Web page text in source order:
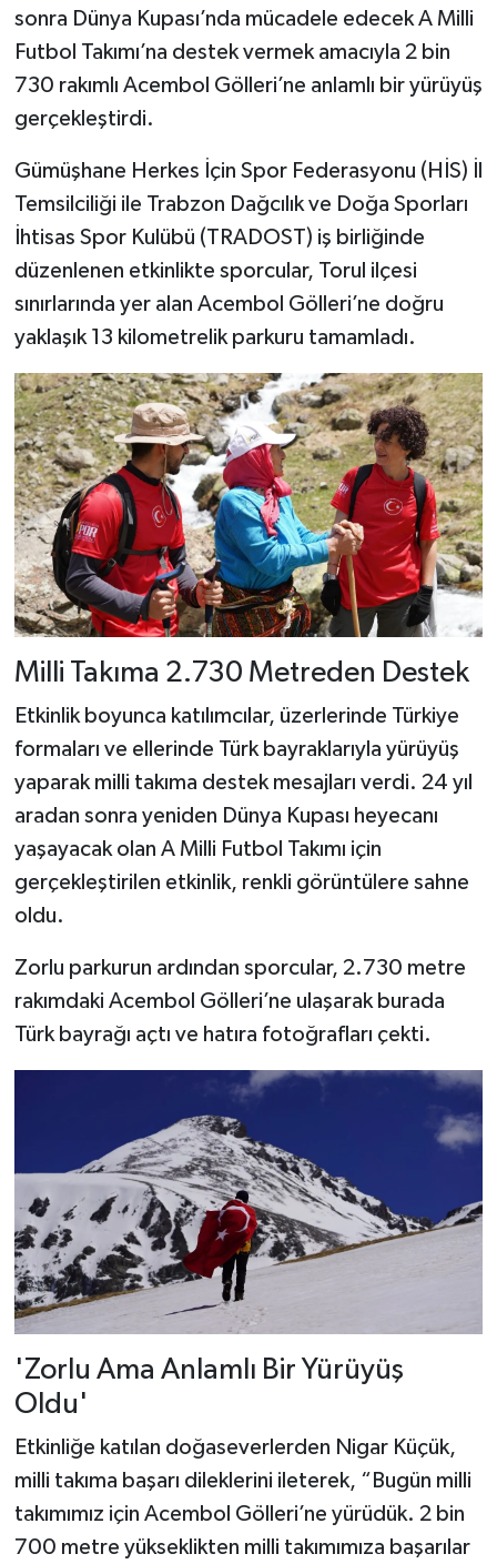
sonra Dünya Kupası’nda mücadele edecek A Milli
Futbol Takımı’na destek vermek amacıyla 2 bin
730 rakımlı Acembol Gölleri’ne anlamlı bir yürüyüş
gerçekleştirdi.
Gümüşhane Herkes İçin Spor Federasyonu (HİS) İl
Temsilciliği ile Trabzon Dağcılık ve Doğa Sporları
İhtisas Spor Kulübü (TRADOST) iş birliğinde
düzenlenen etkinlikte sporcular, Torul ilçesi
sınırlarında yer alan Acembol Gölleri’ne doğru
yaklaşık 13 kilometrelik parkuru tamamladı.
Milli Takıma 2.730 Metreden Destek
Etkinlik boyunca katılımcılar, üzerlerinde Türkiye
formaları ve ellerinde Türk bayraklarıyla yürüyüş
yaparak milli takıma destek mesajları verdi. 24 yıl
aradan sonra yeniden Dünya Kupası heyecanı
yaşayacak olan A Milli Futbol Takımı için
gerçekleştirilen etkinlik, renkli görüntülere sahne
oldu.
Zorlu parkurun ardından sporcular, 2.730 metre
rakımdaki Acembol Gölleri’ne ulaşarak burada
Türk bayrağı açtı ve hatıra fotoğrafları çekti.
'Zorlu Ama Anlamlı Bir Yürüyüş
Oldu'
Etkinliğe katılan doğaseverlerden Nigar Küçük,
milli takıma başarı dileklerini ileterek, “Bugün milli
takımımız için Acembol Gölleri’ne yürüdük. 2 bin
700 metre yükseklikten milli takımımıza başarılar
Merkez Haberleri
Şenpazar Haberleri
Seydiler Haberleri
Taşköprü Haberleri
Tosya Haberleri
Karadeniz Haberleri
Ulusal Haberler
Teknoloji Haberleri
Siyaset Haberleri
Dünya Haberleri
Yerel Haberler